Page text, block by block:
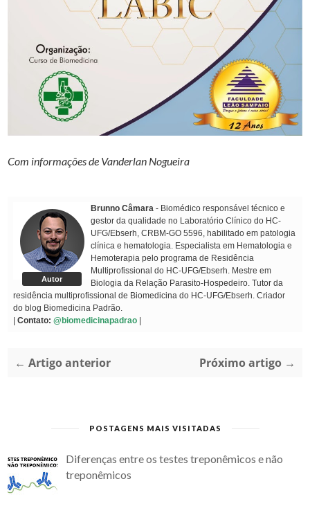
Com informações de Vanderlan Nogueira
Autor
Brunno Câmara - Biomédico responsável técnico e
gestor da qualidade no Laboratório Clínico do HC-
UFG/Ebserh, CRBM-GO 5596, habilitado em patologia
clínica e hematologia. Especialista em Hematologia e
Hemoterapia pelo programa de Residência
Multiprofissional do HC-UFG/Ebserh. Mestre em
Biologia da Relação Parasito-Hospedeiro. Tutor da
residência multiprofissional de Biomedicina do HC-UFG/Ebserh. Criador
do blog Biomedicina Padrão.
Contato: @biomedicinapadrao
← Artigo anterior Próximo artigo →
POSTAGENS MAIS VISITADAS
Diferenças entre os testes treponêmicos e não
treponêmicos